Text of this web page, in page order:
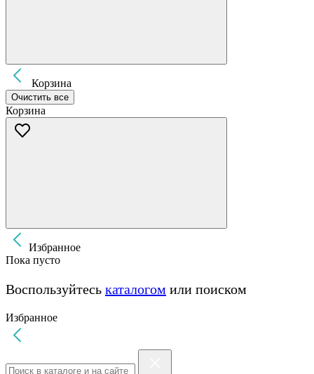
Корзина
Очистить все
Корзина
Избранное
Пока пусто
Воспользуйтесь каталогом или поиском
Избранное